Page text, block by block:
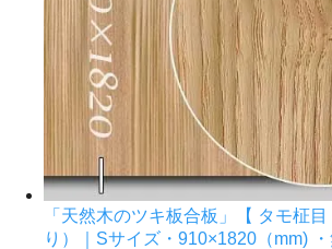
「天然木のツキ板合板」【 タモ柾
り）｜Sサイズ・910×1820（mm)